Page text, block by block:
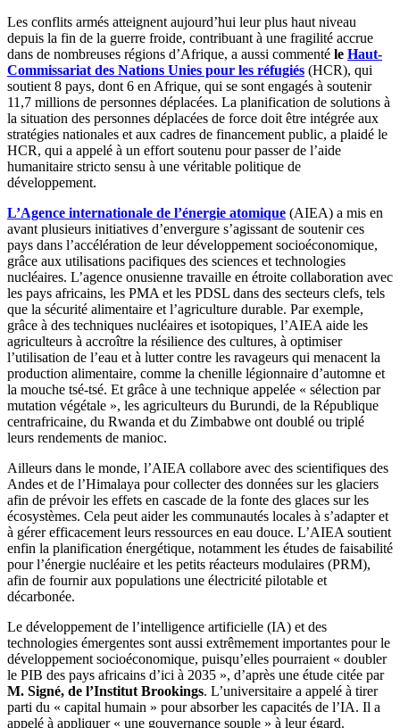
Les conflits armés atteignent aujourd’hui leur plus haut niveau
depuis la fin de la guerre froide, contribuant à une fragilité accrue
dans de nombreuses régions d’Afrique, a aussi commenté le Haut-
Commissariat des Nations Unies pour les réfugiés (HCR), qui
soutient 8 pays, dont 6 en Afrique, qui se sont engagés à soutenir
11,7 millions de personnes déplacées. La planification de solutions à
la situation des personnes déplacées de force doit être intégrée aux
stratégies nationales et aux cadres de financement public, a plaidé le
HCR, qui a appelé à un effort soutenu pour passer de l’aide
humanitaire stricto sensu à une véritable politique de
développement.
L’Agence internationale de l’énergie atomique (AIEA) a mis en
avant plusieurs initiatives d’envergure s’agissant de soutenir ces
pays dans l’accélération de leur développement socioéconomique,
grâce aux utilisations pacifiques des sciences et technologies
nucléaires. L’agence onusienne travaille en étroite collaboration avec
les pays africains, les PMA et les PDSL dans des secteurs clefs, tels
que la sécurité alimentaire et l’agriculture durable. Par exemple,
grâce à des techniques nucléaires et isotopiques, l’AIEA aide les
agriculteurs à accroître la résilience des cultures, à optimiser
l’utilisation de l’eau et à lutter contre les ravageurs qui menacent la
production alimentaire, comme la chenille légionnaire d’automne et
la mouche tsé-tsé. Et grâce à une technique appelée « sélection par
mutation végétale », les agriculteurs du Burundi, de la République
centrafricaine, du Rwanda et du Zimbabwe ont doublé ou triplé
leurs rendements de manioc.
Ailleurs dans le monde, l’AIEA collabore avec des scientifiques des
Andes et de l’Himalaya pour collecter des données sur les glaciers
afin de prévoir les effets en cascade de la fonte des glaces sur les
écosystèmes. Cela peut aider les communautés locales à s’adapter et
à gérer efficacement leurs ressources en eau douce. L’AIEA soutient
enfin la planification énergétique, notamment les études de faisabilité
pour l’énergie nucléaire et les petits réacteurs modulaires (PRM),
afin de fournir aux populations une électricité pilotable et
décarbonée.
Le développement de l’intelligence artificielle (IA) et des
technologies émergentes sont aussi extrêmement importantes pour le
développement socioéconomique, puisqu’elles pourraient « doubler
le PIB des pays africains d’ici à 2035 », d’après une étude citée par
M. Signé, de l’Institut Brookings. L’universitaire a appelé à tirer
parti du « capital humain » pour absorber les capacités de l’IA. Il a
appelé à appliquer « une gouvernance souple » à leur égard.